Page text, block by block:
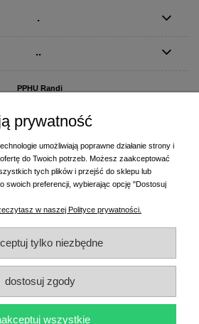
.
..
PPHU Randi
77 (wjazd od ul. Plażowej)
58 770 31 80
- centrala
83- wyceny i drukowanie etykiet
- drukowanie etykiet,
- wyceny i doradztwo techniczne,biuro@randi.pl
prywatność
umożliwiają poprawne działanie strony i
do Twoich potrzeb. Możesz zaakceptować
tych plików i przejść do sklepu lub
swoich preferencji, wybierając opcję "Dostosuj
w naszej Polityce prywatności.
tylko niezbędne
dostosuj zgody
wszystkie